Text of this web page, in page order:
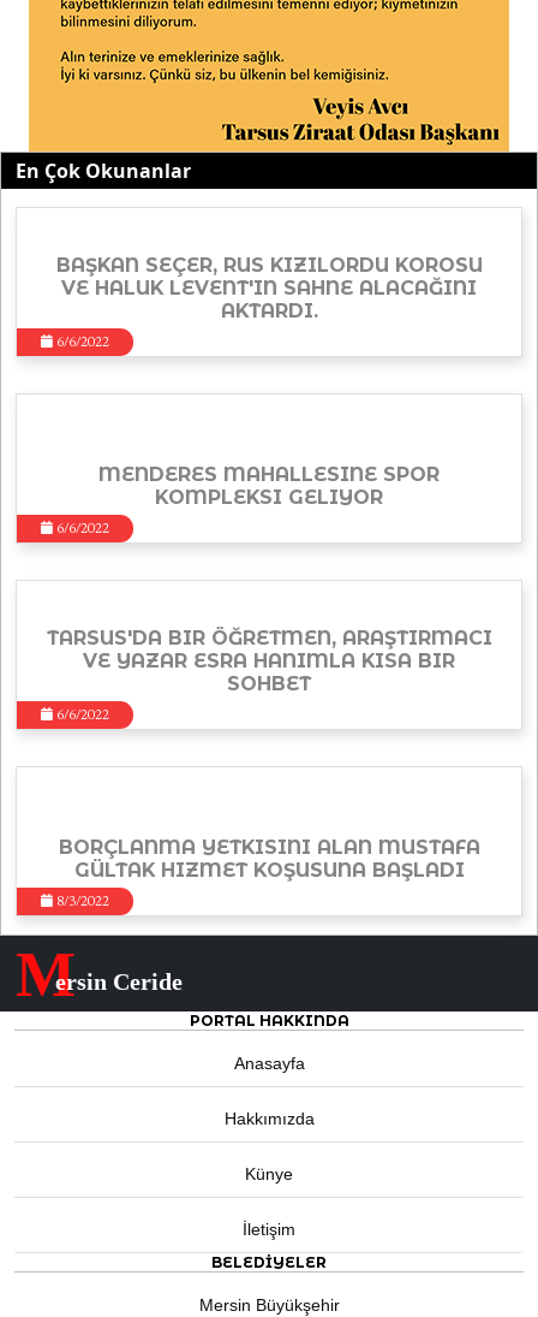
En Çok Okunanlar
BAŞKAN SEÇER, RUS KIZILORDU KOROSU
VE HALUK LEVENT'IN SAHNE ALACAĞINI
AKTARDI.
6/6/2022
MENDERES MAHALLESINE SPOR
KOMPLEKSI GELIYOR
6/6/2022
TARSUS'DA BIR ÖĞRETMEN, ARAŞTIRMACI
VE YAZAR ESRA HANIMLA KISA BIR
SOHBET
6/6/2022
BORÇLANMA YETKISINI ALAN MUSTAFA
GÜLTAK HIZMET KOŞUSUNA BAŞLADI
8/3/2022
Mersin Ceride
PORTAL HAKKINDA
Anasayfa
Hakkımızda
Künye
İletişim
BELEDIYELER
Mersin Büyükşehir